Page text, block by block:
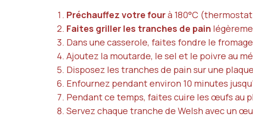
Préchauffez votre fourà 180°C
Faites griller les tranches de pain
Dans une casserole, faites fondre le
Ajoutez la moutarde, le sel et le poivre au
Disposez les tranches de pain sur une
Enfournez pendant environ 10 minutes
Pendant ce temps, faites cuire les œufs au
Servez chaque tranche de Welsh avec un